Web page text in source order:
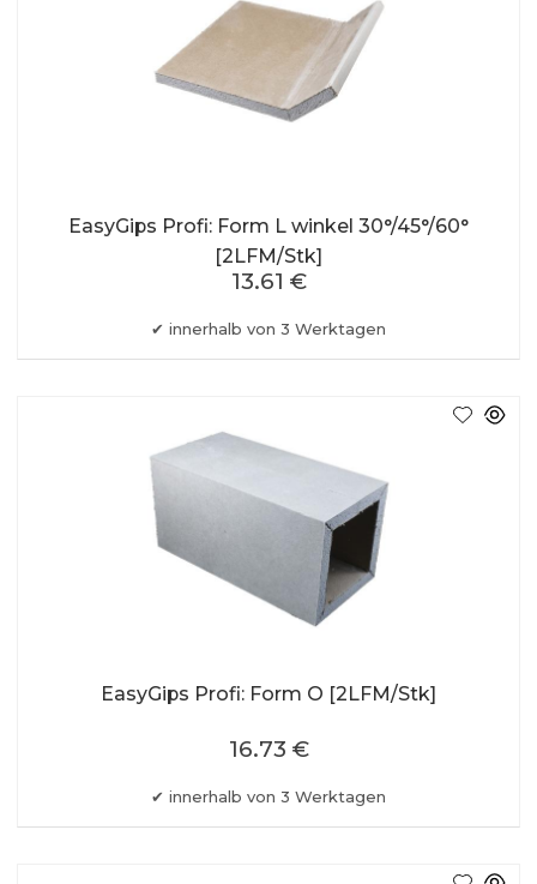
EasyGips Profi: Form L winkel 30°/45°/60°
[2LFM/Stk]
innerhalb von 3 Werktagen
13.61 €
EasyGips Profi: Form O [2LFM/Stk]
innerhalb von 3 Werktagen
16.73 €